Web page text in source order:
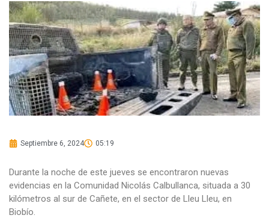
Septiembre 6, 2024 05:19
Durante la noche de este jueves se encontraron nuevas
evidencias en la Comunidad Nicolás Calbullanca, situada a 30
kilómetros al sur de Cañete, en el sector de Lleu Lleu, en
Biobío.